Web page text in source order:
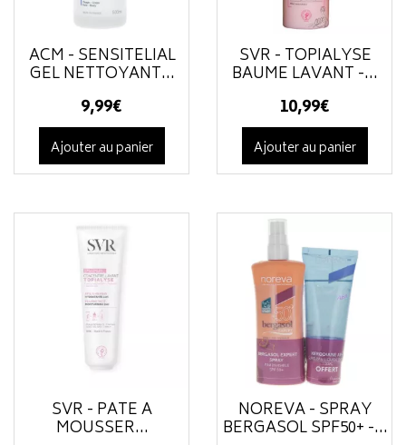
ACM - SENSITÉLIAL
GEL NETTOYANT...
9,99€
Ajouter au panier
SVR - TOPIALYSE
BAUME LAVANT -...
10,99€
Ajouter au panier
SVR - PÂTE À
MOUSSER...
NOREVA - SPRAY
BERGASOL SPF50+ -...